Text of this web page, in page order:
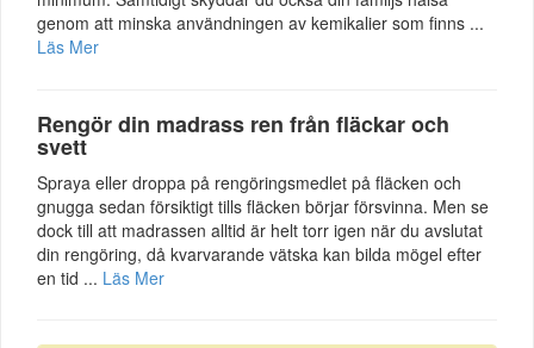
genom att minska användningen av kemikalier som finns ...
Läs Mer
Rengör din madrass ren från fläckar och
svett
Spraya eller droppa på rengöringsmedlet på fläcken och
gnugga sedan försiktigt tills fläcken börjar försvinna. Men se
dock till att madrassen alltid är helt torr igen när du avslutat
din rengöring, då kvarvarande vätska kan bilda mögel efter
en tid ... Läs Mer